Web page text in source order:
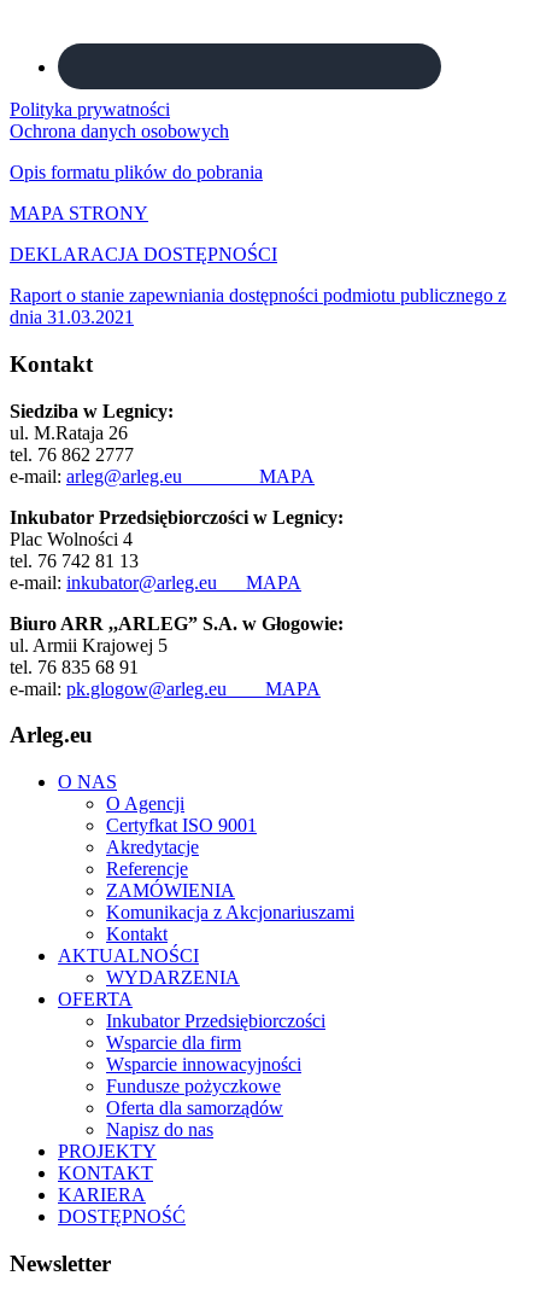
Polityka prywatności
Ochrona danych osobowych
Opis formatu plików do pobrania
MAPA STRONY
DEKLARACJA DOSTĘPNOŚCI
Raport o stanie zapewniania dostępności podmiotu publicznego z
dnia 31.03.2021
Kontakt
Siedziba w Legnicy:
ul. M.Rataja 26
tel. 76 862 2777
e-mail: arleg@arleg.eu MAPA
Inkubator Przedsiębiorczości w Legnicy:
Plac Wolności 4
tel. 76 742 81 13
e-mail: inkubator@arleg.eu MAPA
Biuro ARR ,,ARLEG” S.A. w Głogowie:
ul. Armii Krajowej 5
tel. 76 835 68 91
e-mail: pk.glogow@arleg.eu MAPA
Arleg.eu
O NAS
O Agencji
Certyfkat ISO 9001
Akredytacje
Referencje
ZAMÓWIENIA
Komunikacja z Akcjonariuszami
Kontakt
AKTUALNOŚCI
WYDARZENIA
OFERTA
Inkubator Przedsiębiorczości
Wsparcie dla firm
Wsparcie innowacyjności
Fundusze pożyczkowe
Oferta dla samorządów
Napisz do nas
PROJEKTY
KONTAKT
KARIERA
DOSTĘPNOŚĆ
Newsletter